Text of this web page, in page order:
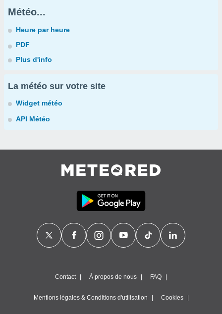
Météo...
Heure par heure
PDF
Plus d'info
La météo sur votre site
Widget météo
API Météo
Contact À propos de nous FAQ
Mentions légales & Conditions d'utilisation Cookies